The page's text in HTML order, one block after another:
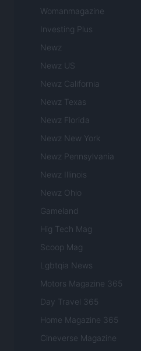
Womanmagazine
Investing Plus
Newz
Newz US
Newz California
Newz Texas
Newz Florida
Newz New York
Newz Pennsylvania
Newz Illinois
Newz Ohio
Gameland
Hig Tech Mag
Scoop Mag
Lgbtqia News
Motors Magazine 365
Day Travel 365
Home Magazine 365
Cineverse Magazine